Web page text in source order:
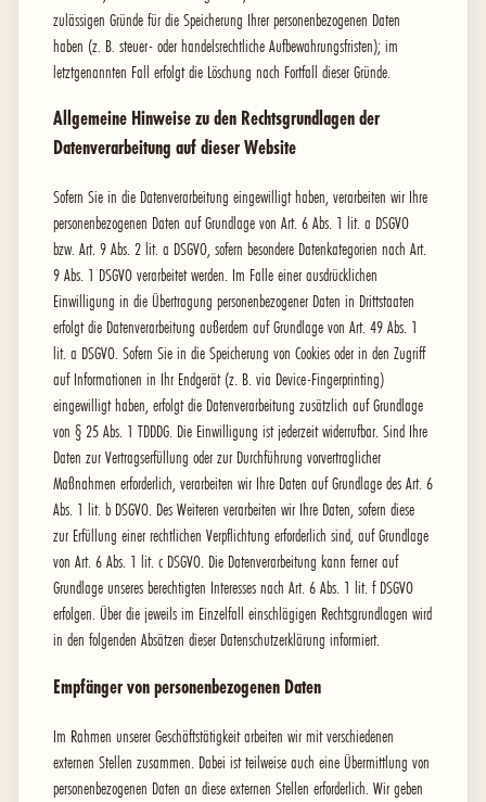
zulässigen Gründe für die Speicherung Ihrer personenbezogenen Daten
haben (z. B. steuer- oder handelsrechtliche Aufbewahrungsfristen); im
letztgenannten Fall erfolgt die Löschung nach Fortfall dieser Gründe.
Allgemeine Hinweise zu den Rechtsgrundlagen der
Datenverarbeitung auf dieser Website
Sofern Sie in die Datenverarbeitung eingewilligt haben, verarbeiten wir Ihre
personenbezogenen Daten auf Grundlage von Art. 6 Abs. 1 lit. a DSGVO
bzw. Art. 9 Abs. 2 lit. a DSGVO, sofern besondere Datenkategorien nach Art.
9 Abs. 1 DSGVO verarbeitet werden. Im Falle einer ausdrücklichen
Einwilligung in die Übertragung personenbezogener Daten in Drittstaaten
erfolgt die Datenverarbeitung außerdem auf Grundlage von Art. 49 Abs. 1
lit. a DSGVO. Sofern Sie in die Speicherung von Cookies oder in den Zugriff
auf Informationen in Ihr Endgerät (z. B. via Device-Fingerprinting)
eingewilligt haben, erfolgt die Datenverarbeitung zusätzlich auf Grundlage
von § 25 Abs. 1 TDDDG. Die Einwilligung ist jederzeit widerrufbar. Sind Ihre
Daten zur Vertragserfüllung oder zur Durchführung vorvertraglicher
Maßnahmen erforderlich, verarbeiten wir Ihre Daten auf Grundlage des Art. 6
Abs. 1 lit. b DSGVO. Des Weiteren verarbeiten wir Ihre Daten, sofern diese
zur Erfüllung einer rechtlichen Verpflichtung erforderlich sind, auf Grundlage
von Art. 6 Abs. 1 lit. c DSGVO. Die Datenverarbeitung kann ferner auf
Grundlage unseres berechtigten Interesses nach Art. 6 Abs. 1 lit. f DSGVO
erfolgen. Über die jeweils im Einzelfall einschlägigen Rechtsgrundlagen wird
in den folgenden Absätzen dieser Datenschutzerklärung informiert.
Empfänger von personenbezogenen Daten
Im Rahmen unserer Geschäftstätigkeit arbeiten wir mit verschiedenen
externen Stellen zusammen. Dabei ist teilweise auch eine Übermittlung von
personenbezogenen Daten an diese externen Stellen erforderlich. Wir geben